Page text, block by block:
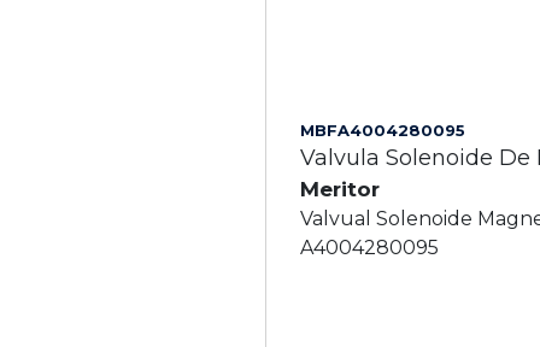
MBFA4004280095
Valvula Solenoide De
Meritor
Valvual Solenoide
A4004280095